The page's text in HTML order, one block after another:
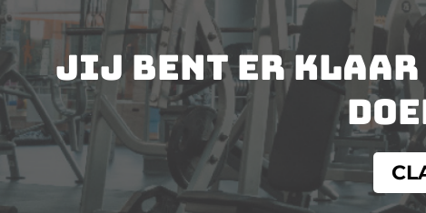
Jij bent er klaar